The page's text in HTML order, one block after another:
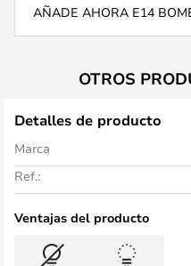
AÑADE AHORA E14
OTROS
Detalles de producto
Marca
Ref.:
Ventajas del producto